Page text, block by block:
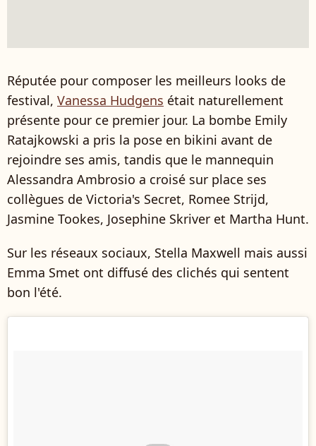
Réputée pour composer les meilleurs looks de
festival, Vanessa Hudgens était naturellement
présente pour ce premier jour. La bombe Emily
Ratajkowski a pris la pose en bikini avant de
rejoindre ses amis, tandis que le mannequin
Alessandra Ambrosio a croisé sur place ses
collègues de Victoria's Secret, Romee Strijd,
Jasmine Tookes, Josephine Skriver et Martha Hunt.
Sur les réseaux sociaux, Stella Maxwell mais aussi
Emma Smet ont diffusé des clichés qui sentent
bon l'été.